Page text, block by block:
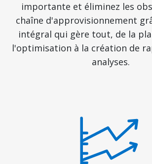
importante et éliminez les
chaîne d'approvisionnement
intégral qui gère tout, de la
l'optimisation à la création de
analyses.